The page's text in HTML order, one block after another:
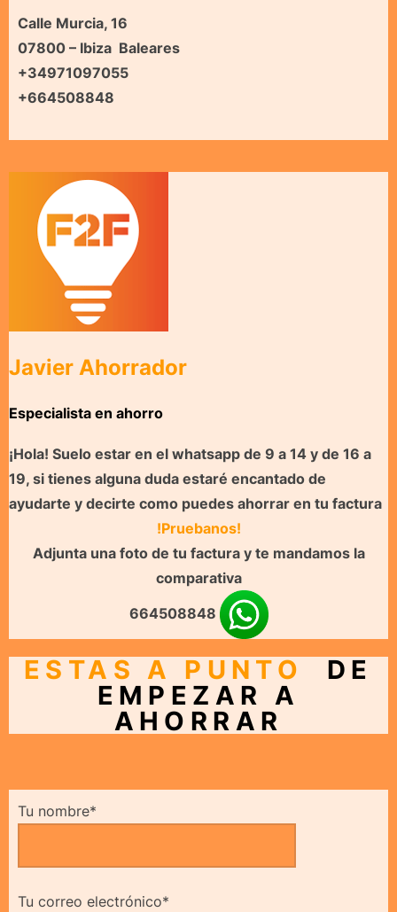
Calle Murcia, 16
07800 – Ibiza Baleares
+34971097055
+664508848
Javier Ahorrador
Especialista en ahorro
¡Hola! Suelo estar en el whatsapp de 9 a 14 y de 16 a
19, si tienes alguna duda estaré encantado de
ayudarte y decirte como puedes ahorrar en tu factura
!Pruebanos!
Adjunta una foto de tu factura y te mandamos la
comparativa
664508848
ESTAS A PUNTO DE
EMPEZAR A
AHORRAR
Tu nombre*
Tu correo electrónico*